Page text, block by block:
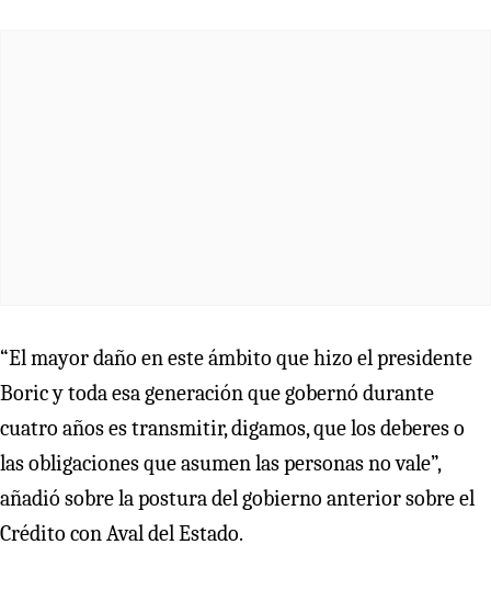
“El mayor daño en este ámbito que hizo el presidente
Boric y toda esa generación que gobernó durante
cuatro años es transmitir, digamos, que los deberes o
las obligaciones que asumen las personas no vale”,
añadió sobre la postura del gobierno anterior sobre el
Crédito con Aval del Estado.